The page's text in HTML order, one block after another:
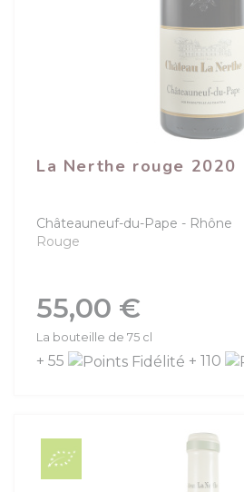
La Nerthe rouge 2020
Châteauneuf-du-Pape
Rhône
Rouge
Prix
55,00 €
La bouteille de 75 cl
+ 55 + 110